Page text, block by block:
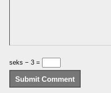
seks − 3 =